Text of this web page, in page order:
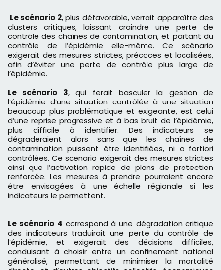
Le scénario 2, plus défavorable, verrait apparaître des
clusters critiques, laissant craindre une perte de
contrôle des chaînes de contamination, et partant du
contrôle de l’épidémie elle-même. Ce scénario
exigerait des mesures strictes, précoces et localisées,
afin d’éviter une perte de contrôle plus large de
l’épidémie.
Le scénario 3, qui ferait basculer la gestion de
l’épidémie d’une situation contrôlée à une situation
beaucoup plus problématique et exigeante, est celui
d’une reprise progressive et à bas bruit de l’épidémie,
plus difficile à identifier. Des indicateurs se
dégraderaient alors sans que les chaînes de
contamination puissent être identifiées, ni a fortiori
contrôlées. Ce scenario exigerait des mesures strictes
ainsi que l’activation rapide de plans de protection
renforcée. Les mesures à prendre pourraient encore
être envisagées à une échelle régionale si les
indicateurs le permettent.
Le scénario 4 correspond à une dégradation critique
des indicateurs traduirait une perte du contrôle de
l’épidémie, et exigerait des décisions difficiles,
conduisant à choisir entre un confinement national
généralisé, permettant de minimiser la mortalité